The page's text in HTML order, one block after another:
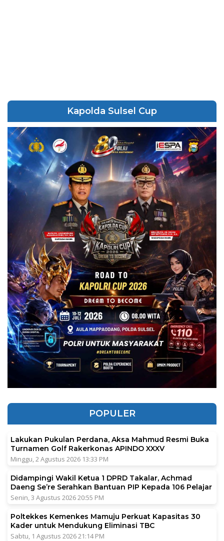
Kapolda Sulsel Cup
POPULER
Lakukan Pukulan Perdana, Aksa Mahmud Resmi Buka
Turnamen Golf Rakerkonas APINDO XXXV
Minggu, 2 Agustus 2026 13:33 PM
Didampingi Wakil Ketua 1 DPRD Takalar, Achmad
Daeng Se’re Serahkan Bantuan PIP Kepada 106 Pelajar
Senin, 3 Agustus 2026 20:55 PM
Poltekkes Kemenkes Mamuju Perkuat Kapasitas 30
Kader untuk Mendukung Eliminasi TBC
Sabtu, 1 Agustus 2026 21:14 PM